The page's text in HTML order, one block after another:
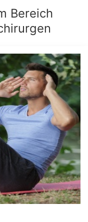
Bereich